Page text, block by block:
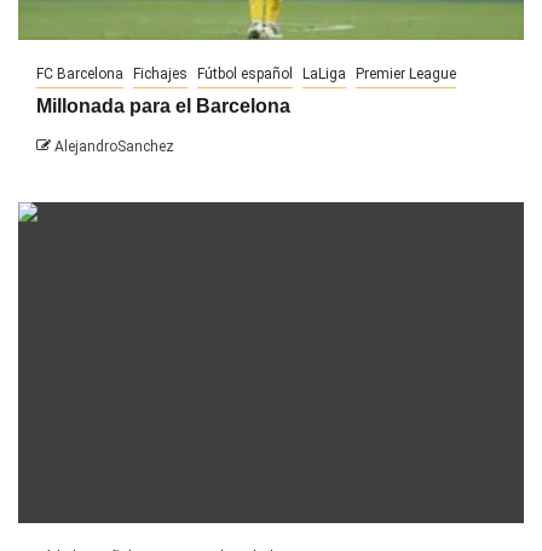
FC Barcelona Fichajes Fútbol español LaLiga Premier League
Millonada para el Barcelona
AlejandroSanchez